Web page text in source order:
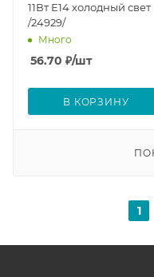
11Вт Е14 холодный свет
/24929/
Много
56.70 ₽/шт
В КОРЗИНУ
1